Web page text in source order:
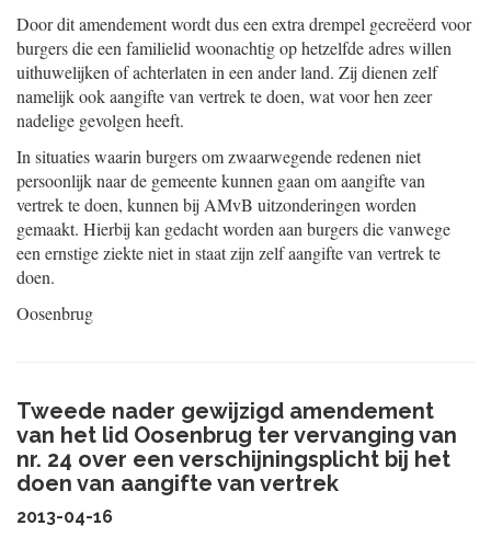
Door dit amendement wordt dus een extra drempel gecreëerd voor
burgers die een familielid woonachtig op hetzelfde adres willen
uithuwelijken of achterlaten in een ander land. Zij dienen zelf
namelijk ook aangifte van vertrek te doen, wat voor hen zeer
nadelige gevolgen heeft.
In situaties waarin burgers om zwaarwegende redenen niet
persoonlijk naar de gemeente kunnen gaan om aangifte van
vertrek te doen, kunnen bij AMvB uitzonderingen worden
gemaakt. Hierbij kan gedacht worden aan burgers die vanwege
een ernstige ziekte niet in staat zijn zelf aangifte van vertrek te
doen.
Oosenbrug
Tweede nader gewijzigd amendement
van het lid Oosenbrug ter vervanging van
nr. 24 over een verschijningsplicht bij het
doen van aangifte van vertrek
2013-04-16